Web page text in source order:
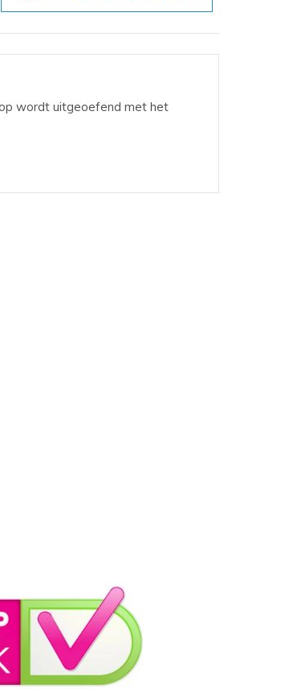
wordt uitgeoefend met het